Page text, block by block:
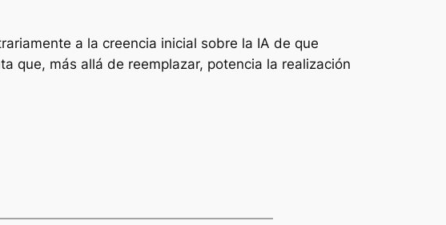
a la creencia inicial sobre la IA de que
que, más allá de reemplazar, potencia la realización